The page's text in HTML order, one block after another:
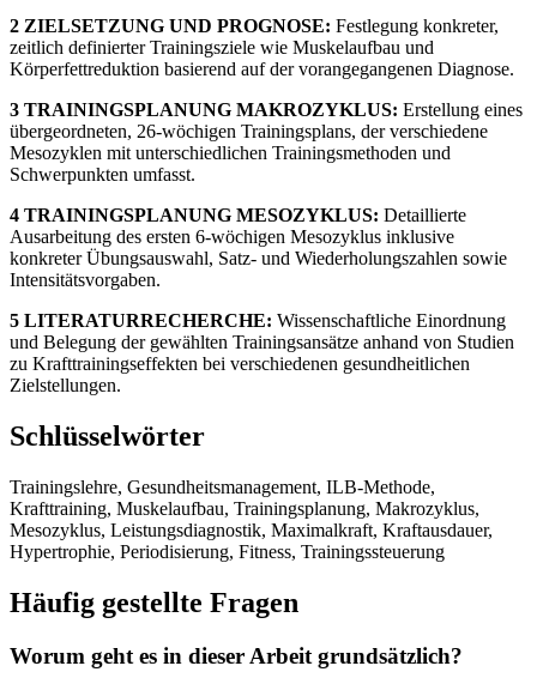
2 ZIELSETZUNG UND PROGNOSE: Festlegung konkreter,
zeitlich definierter Trainingsziele wie Muskelaufbau und
Körperfettreduktion basierend auf der vorangegangenen Diagnose.
3 TRAININGSPLANUNG MAKROZYKLUS: Erstellung eines
übergeordneten, 26-wöchigen Trainingsplans, der verschiedene
Mesozyklen mit unterschiedlichen Trainingsmethoden und
Schwerpunkten umfasst.
4 TRAININGSPLANUNG MESOZYKLUS: Detaillierte
Ausarbeitung des ersten 6-wöchigen Mesozyklus inklusive
konkreter Übungsauswahl, Satz- und Wiederholungszahlen sowie
Intensitätsvorgaben.
5 LITERATURRECHERCHE: Wissenschaftliche Einordnung
und Belegung der gewählten Trainingsansätze anhand von Studien
zu Krafttrainingseffekten bei verschiedenen gesundheitlichen
Zielstellungen.
Schlüsselwörter
Trainingslehre, Gesundheitsmanagement, ILB-Methode,
Krafttraining, Muskelaufbau, Trainingsplanung, Makrozyklus,
Mesozyklus, Leistungsdiagnostik, Maximalkraft, Kraftausdauer,
Hypertrophie, Periodisierung, Fitness, Trainingssteuerung
Häufig gestellte Fragen
Worum geht es in dieser Arbeit grundsätzlich?